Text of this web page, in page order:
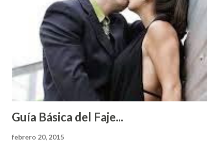
Guía Básica del Faje...
febrero 20, 2015